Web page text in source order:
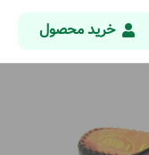
خرید محصول